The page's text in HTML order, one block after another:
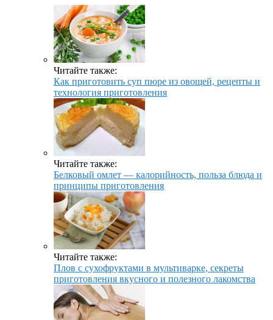
Читайте также:
Как приготовить суп пюре из овощей, рецепты и
технология приготовления
Читайте также:
Белковый омлет — калорийность, польза блюда и
принципы приготовления
Читайте также:
Плов с сухофруктами в мультиварке, секреты
приготовления вкусного и полезного лакомства